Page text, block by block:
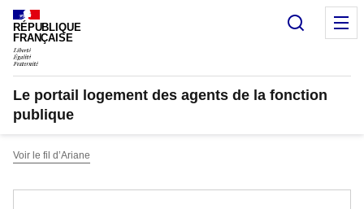
RÉPUBLIQUE
FRANÇAISE
Le portail logement des agents de la fonction
publique
Voir le fil d’Ariane